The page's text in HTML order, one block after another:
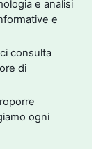
e analisi
e
consulta
di
ogni